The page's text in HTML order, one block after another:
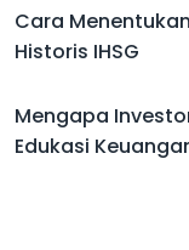
Cara
Historis IHSG
Mengapa
Edukasi